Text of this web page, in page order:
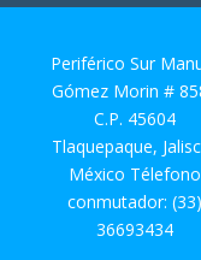
Periférico Sur
Gómez Morin #
C.P. 45604
Tlaquepaque,
México Télefono
conmutador: (33)
36693434